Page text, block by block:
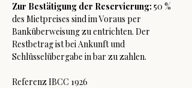
Zur Bestätigung der Reservierung: 50 %
des Mietpreises sind im Voraus per
Banküberweisung zu entrichten. Der
Restbetrag ist bei Ankunft und
Schlüsselübergabe in bar zu zahlen.
Referenz IBCC 1926